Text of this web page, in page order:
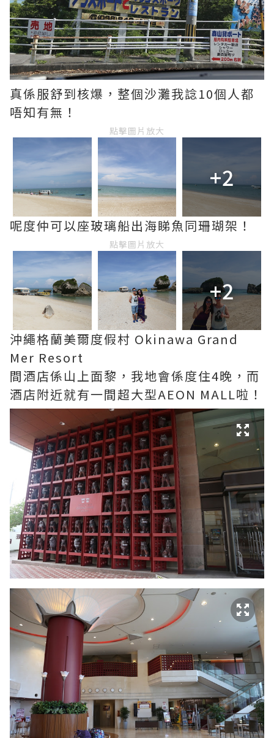
真係服舒到核爆，整個沙灘我諗10個人都
唔知有無！
點擊圖片放大
+2
呢度仲可以座玻璃船出海睇魚同珊瑚架！
點擊圖片放大
+2
沖繩格蘭美爾度假村 Okinawa Grand
Mer Resort
間酒店係山上面黎，我地會係度住4晚，而
酒店附近就有一間超大型AEON MALL啦！